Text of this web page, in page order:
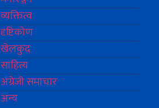
व्यक्तित्व
दृष्टिकोण
खेलकुद
साहित्य
अंग्रेजी समाचार
अन्य